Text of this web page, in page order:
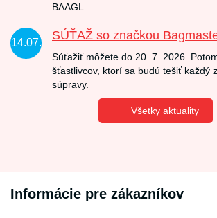
BAAGL.
14.07.
SÚŤAŽ so značkou
Súťažiť môžete do 20. 7. 2026.
šťastlivcov, ktorí sa budú tešiť každý
súpravy.
Všetky aktuality
Informácie pre zákazníkov